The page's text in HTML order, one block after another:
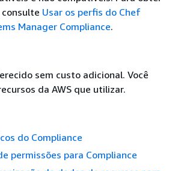
Usar os perfis do Chef
Manager Compliance.
sem custo adicional. Você
da AWS que utilizar.
do Compliance
permissões para Compliance